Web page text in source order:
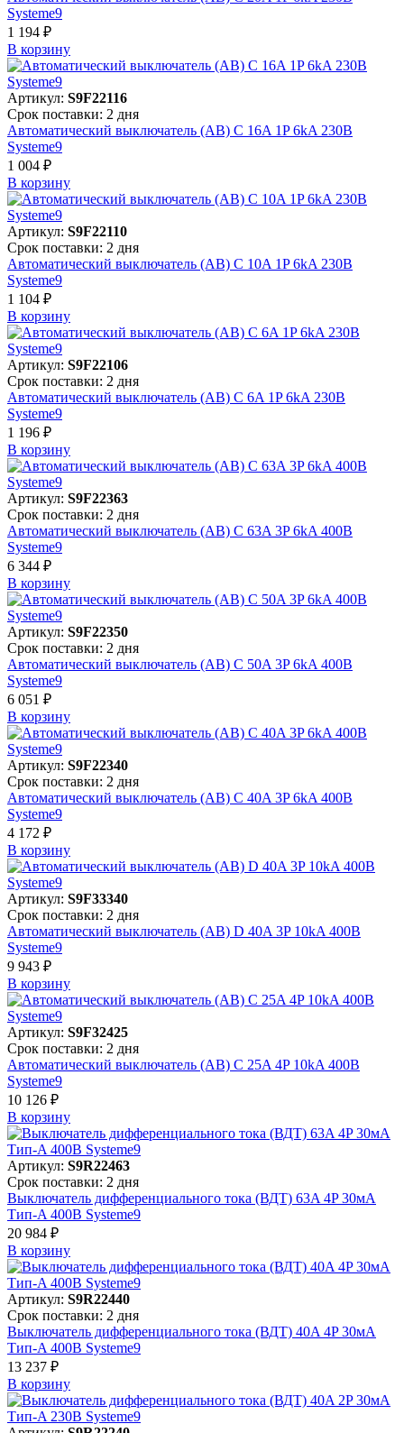
Systeme9
1 194 ₽
В корзинy
Артикул: S9F22116
Срок поставки: 2 дня
Автоматический выключатель (АВ) C 16A 1P 6kA 230В
Systeme9
1 004 ₽
В корзинy
Артикул: S9F22110
Срок поставки: 2 дня
Автоматический выключатель (АВ) C 10A 1P 6kA 230В
Systeme9
1 104 ₽
В корзинy
Артикул: S9F22106
Срок поставки: 2 дня
Автоматический выключатель (АВ) C 6A 1P 6kA 230В
Systeme9
1 196 ₽
В корзинy
Артикул: S9F22363
Срок поставки: 2 дня
Автоматический выключатель (АВ) C 63A 3P 6kA 400В
Systeme9
6 344 ₽
В корзинy
Артикул: S9F22350
Срок поставки: 2 дня
Автоматический выключатель (АВ) C 50A 3P 6kA 400В
Systeme9
6 051 ₽
В корзинy
Артикул: S9F22340
Срок поставки: 2 дня
Автоматический выключатель (АВ) C 40A 3P 6kA 400В
Systeme9
4 172 ₽
В корзинy
Артикул: S9F33340
Срок поставки: 2 дня
Автоматический выключатель (АВ) D 40A 3P 10kA 400В
Systeme9
9 943 ₽
В корзинy
Артикул: S9F32425
Срок поставки: 2 дня
Автоматический выключатель (АВ) C 25A 4P 10kA 400В
Systeme9
10 126 ₽
В корзинy
Артикул: S9R22463
Срок поставки: 2 дня
Выключатель дифференциального тока (ВДТ) 63A 4P 30мА
Тип-A 400В Systeme9
20 984 ₽
В корзинy
Артикул: S9R22440
Срок поставки: 2 дня
Выключатель дифференциального тока (ВДТ) 40A 4P 30мА
Тип-A 400В Systeme9
13 237 ₽
В корзинy